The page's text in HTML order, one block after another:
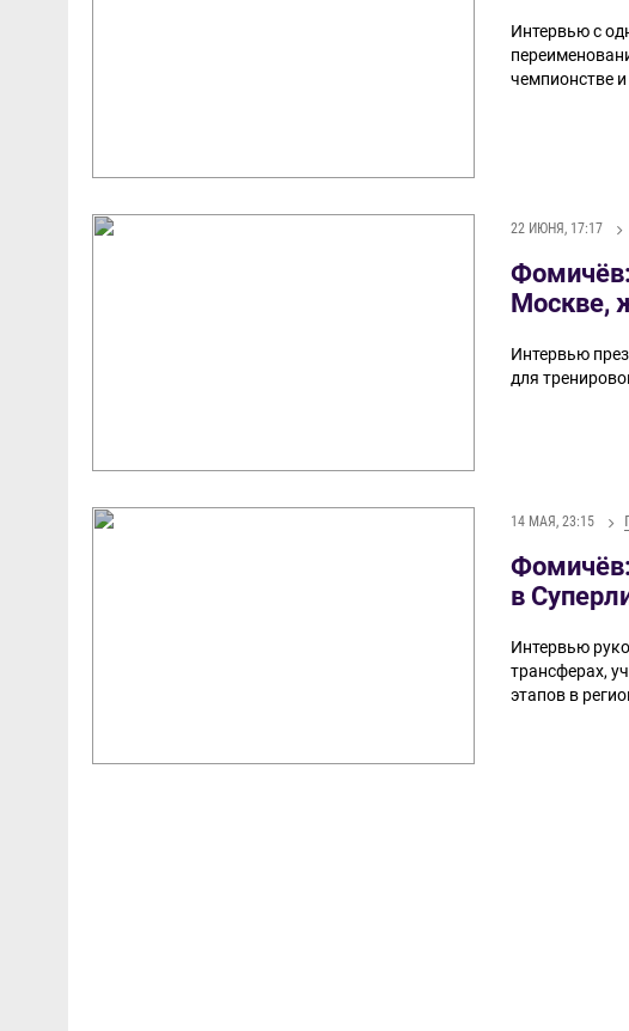
Интервью с
чемпионстве
22 ИЮНЯ, 17:17
Фомичёв:
Москве,
Интервью
для
14 МАЯ, 23:15
в
Интервью
трансферах,
этапов в